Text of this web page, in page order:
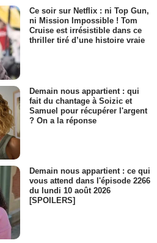
Ce soir sur Netflix : ni Top Gun,
ni Mission Impossible ! Tom
Cruise est irrésistible dans ce
thriller tiré d’une histoire vraie
Demain nous appartient : qui
fait du chantage à Soizic et
Samuel pour récupérer l'argent
? On a la réponse
Demain nous appartient : ce qui
vous attend dans l'épisode 2266
du lundi 10 août 2026
[SPOILERS]